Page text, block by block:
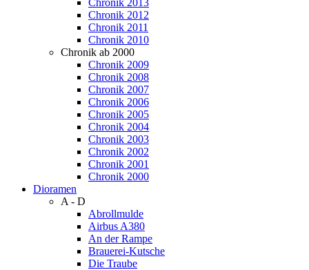
Chronik 2013
Chronik 2012
Chronik 2011
Chronik 2010
Chronik ab 2000
Chronik 2009
Chronik 2008
Chronik 2007
Chronik 2006
Chronik 2005
Chronik 2004
Chronik 2003
Chronik 2002
Chronik 2001
Chronik 2000
Dioramen
A - D
Abrollmulde
Airbus A380
An der Rampe
Brauerei-Kutsche
Die Traube